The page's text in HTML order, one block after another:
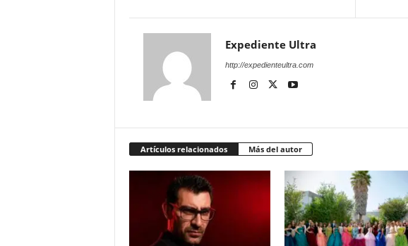
Expediente Ultra
http://expedienteultra.com
Artículos relacionados Más del autor